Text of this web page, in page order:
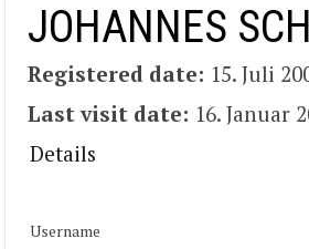
JOHANNES
Registered date: 15. Juli
Last visit date: 16. Januar
Details
Username